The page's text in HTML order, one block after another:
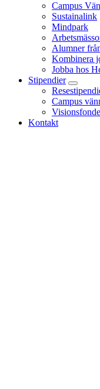
Campus
Sustainalink
Mindpark
Alumner
Kombinera
Jobba hos
Stipendier
Campus
Kontakt